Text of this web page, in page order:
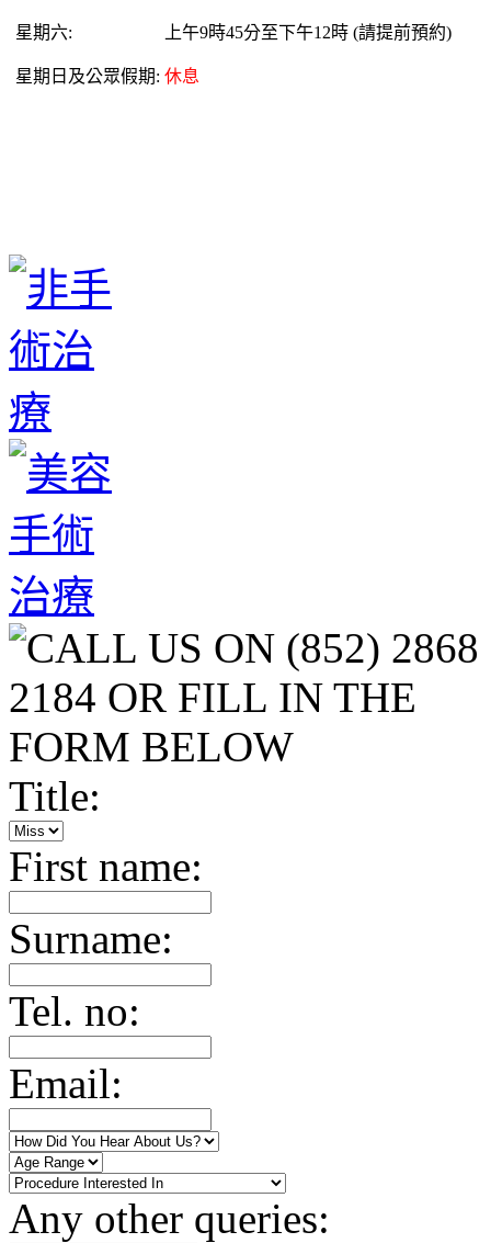
星期六:
星期日及公眾假期:
上午9時45分至下午12時 (請提前預約)
休息
Title:
First name:
Surname:
Tel. no:
Email:
Any other queries: